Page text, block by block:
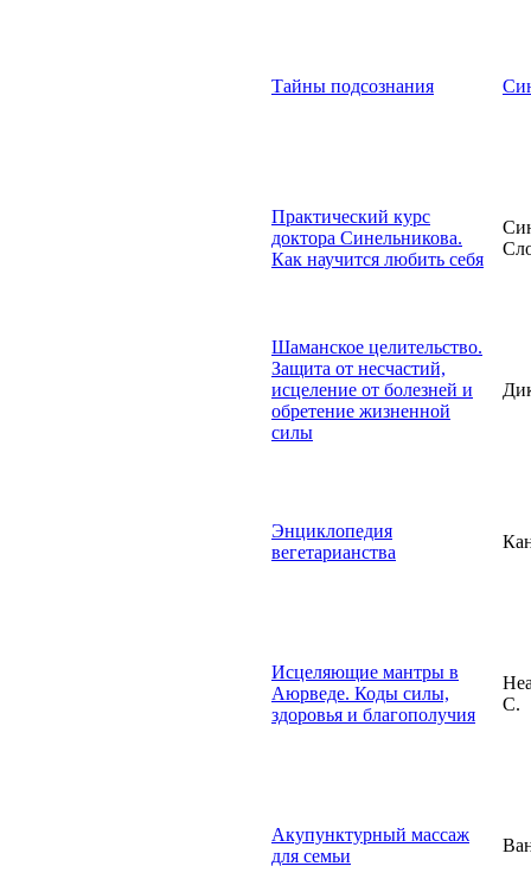
Тайны подсознания
Практический курс
доктора Синельникова.
Как научится любить себя
Шаманское целительство.
Защита от несчастий,
исцеление от болезней и
обретение жизненной
силы
Энциклопедия
вегетарианства
Исцеляющие мантры в
Аюрведе. Коды силы,
здоровья и благополучия
С.
Акупунктурный массаж
для семьи